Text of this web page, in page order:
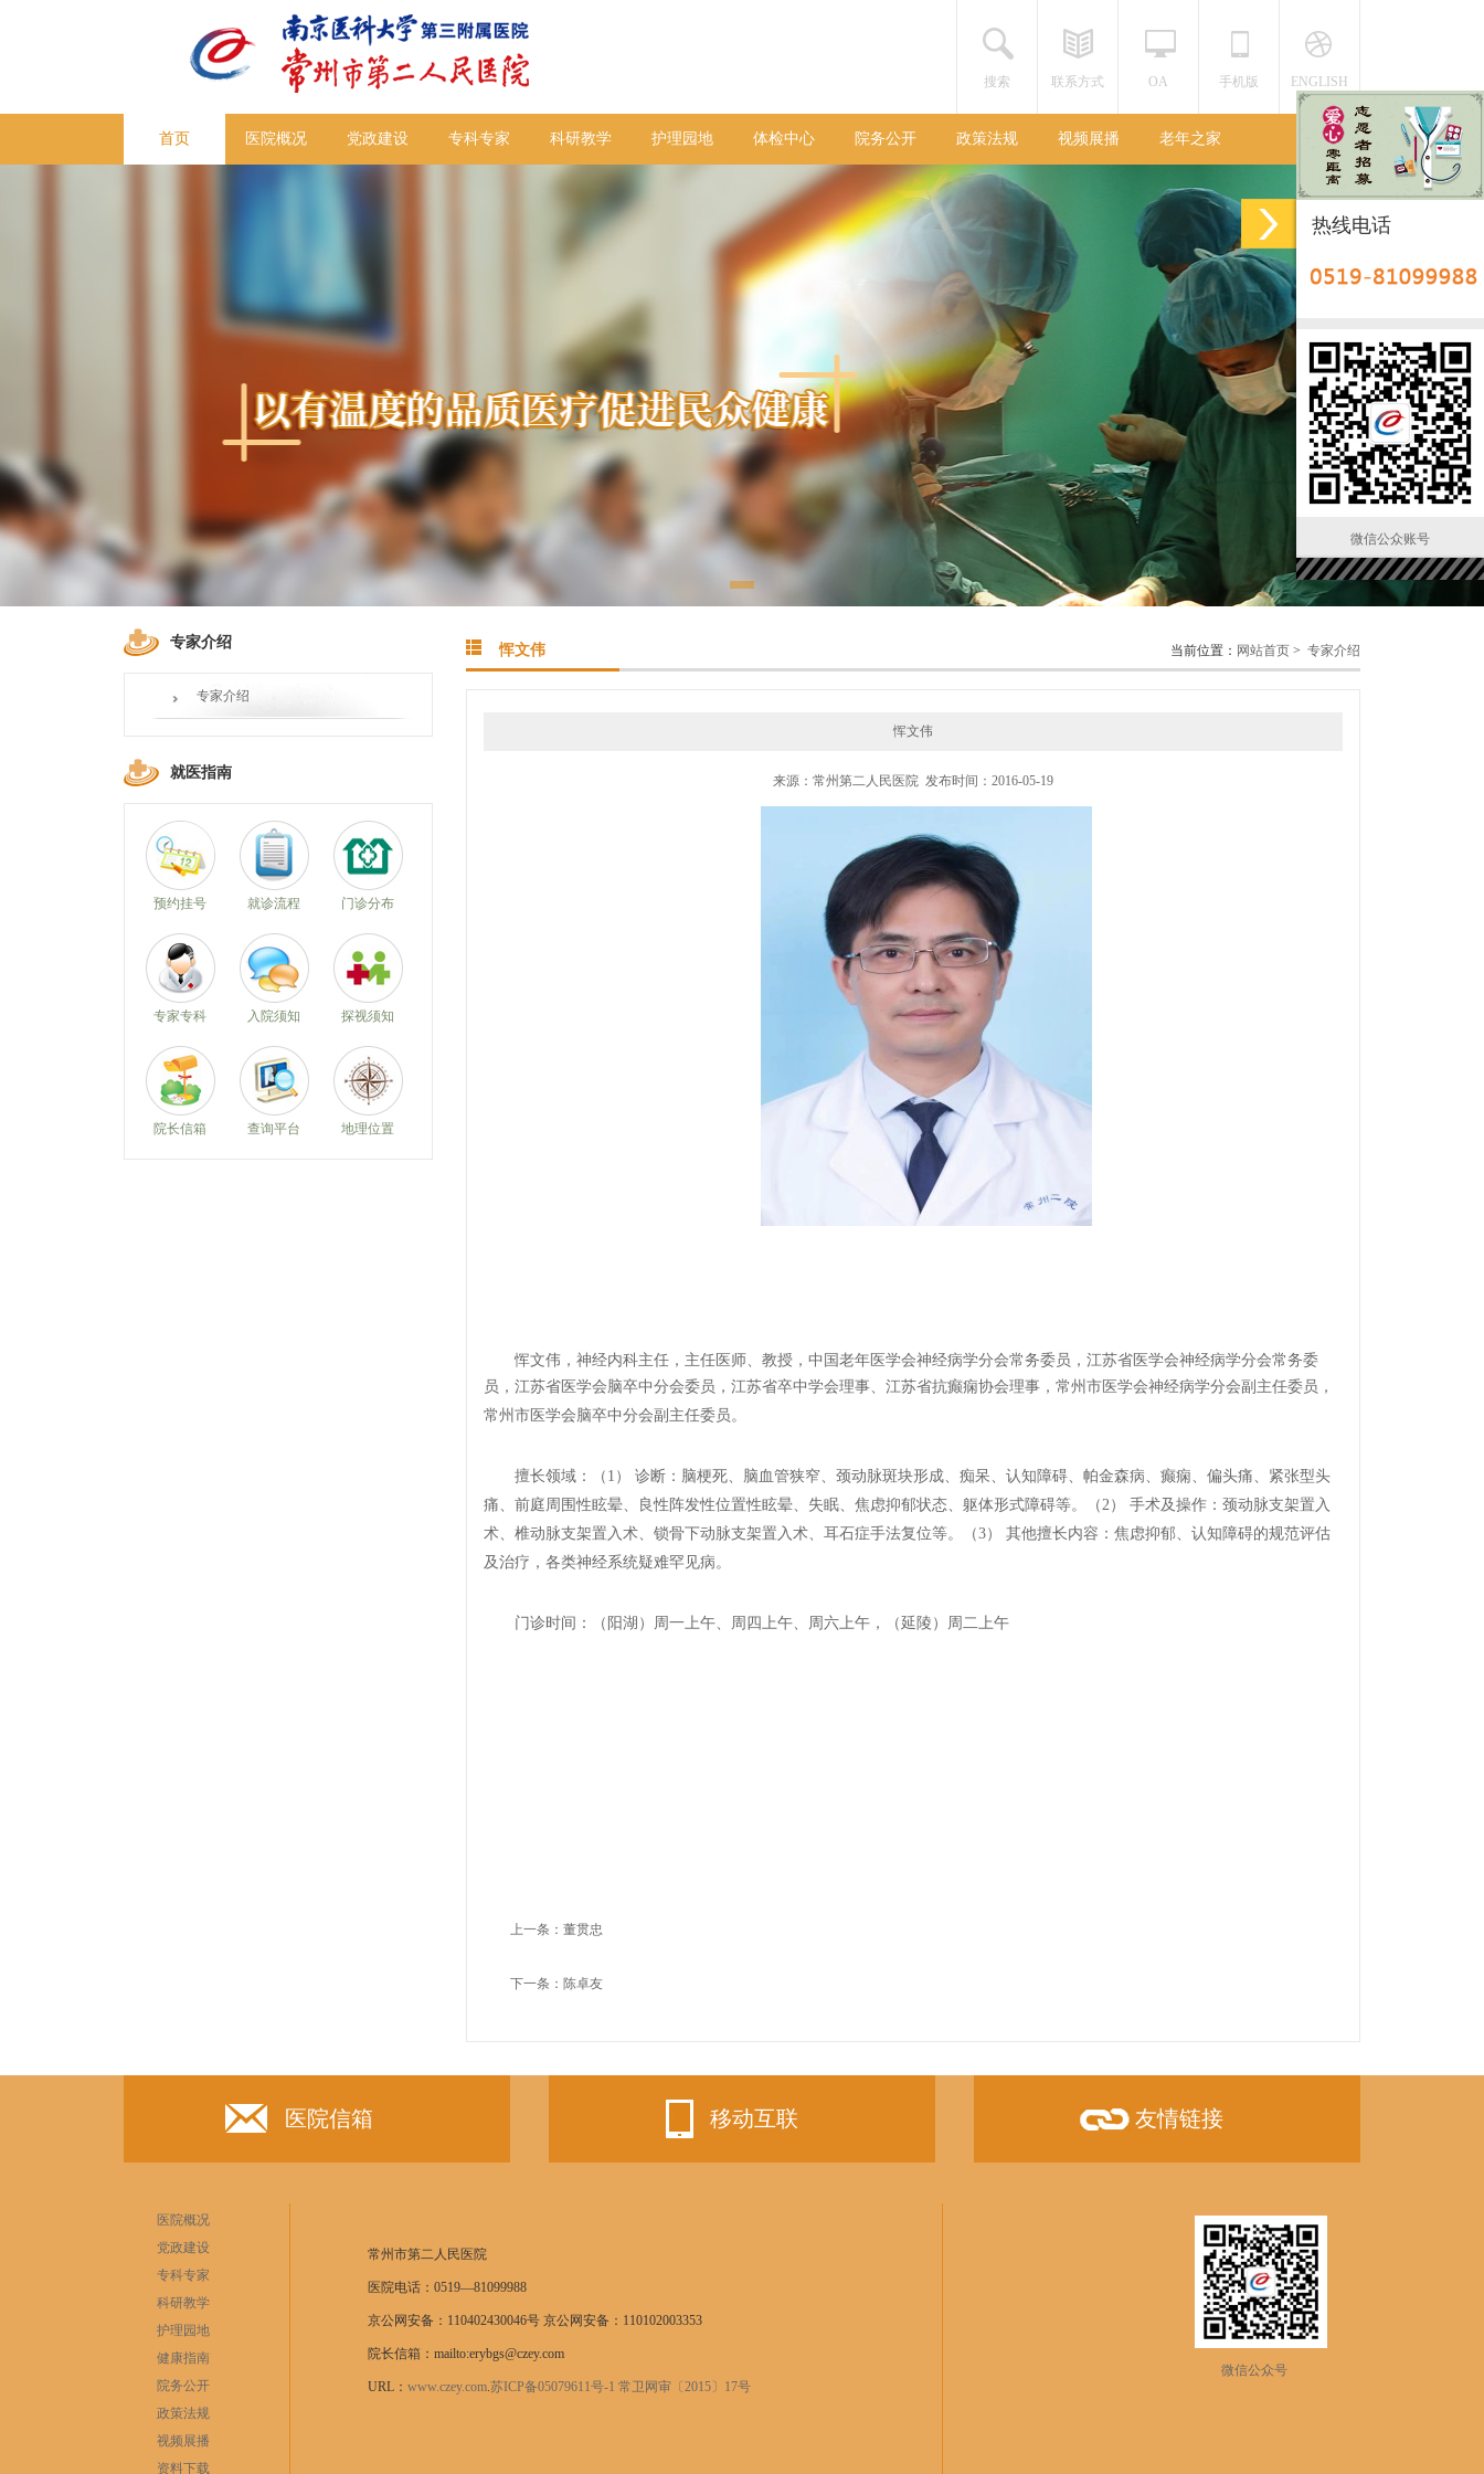
搜索 联系方式 OA 手机版 ENGLISH
首页 医院概况 党政建设 专科专家 科研教学 护理园地 体检中心 院务公开 政策法规 视频展播 老年之家
专家介绍
专家介绍
就医指南
预约挂号 就诊流程 门诊分布
专家专科 入院须知 探视须知
院长信箱 查询平台 地理位置
当前位置： 网站首页 > 专家介绍
恽文伟
恽文伟
来源：常州第二人民医院 发布时间：2016-05-19
恽文伟， 神经内科主任， 主任医师、教授， 中国老年医学会神经病学分会常务委员，江苏省医学会神经病学分会常务委
员，江苏省医学会脑卒中分会委员，江苏省卒中学会理事、江苏省抗癫痫协会理事，常州市医学会神经病学分会副主任委员，
常州市医学会脑卒中分会副主任委员。
擅长领域： （1）
诊断：脑梗死、脑血管狭窄、颈动脉斑块形成、痴呆、认知障碍、帕金森病、癫痫、偏头痛、紧张型头
痛、前庭周围性眩晕、良性阵发性位置性眩晕、失眠、焦虑抑郁状态、躯体形式障碍等。
（2）
手术及操作：颈动脉支架置入
术、椎动脉支架置入术、锁骨下动脉支架置入术、耳石症手法复位等。
（3）
其他擅长内容：焦虑抑郁、认知障碍的规范评估
及治疗，各类神经系统疑难罕见病。
门诊时间：（阳湖） 周一上午、周四上午、周六上午，（延陵） 周二上午
上一条： 董贯忠
下一条： 陈卓友
医院信箱 移动互联 友情链接
医院概况
党政建设
专科专家
科研教学
护理园地
健康指南
院务公开
政策法规
视频展播
资料下载
常州市第二人民医院
医院电话：0519—81099988
京公网安备：110402430046号 京公网安备：110102003353
院长信箱：mailto:erybgs@czey.com
URL： www.czey.com.苏ICP备05079611号-1 常卫网审〔2015〕17号
微信公众号
热线电话
微信公众账号